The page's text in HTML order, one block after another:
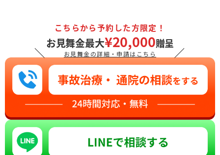
＼
こちらから予約した方限定！
お見舞金最大¥20,000贈呈
お見舞金の詳細・申請はこちら ／